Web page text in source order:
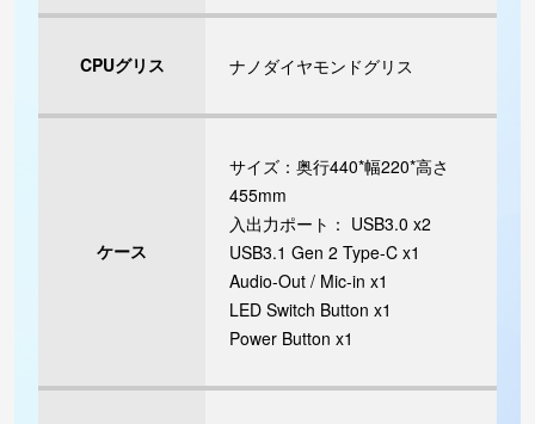
CPUグリス ナノダイヤモンドグリス
ケース
サイズ：奥行440*幅220*高さ
455mm
入出力ポート： USB3.0 x2
USB3.1 Gen 2 Type-C x1
Audio-Out / Mic-in x1
LED Switch Button x1
Power Button x1